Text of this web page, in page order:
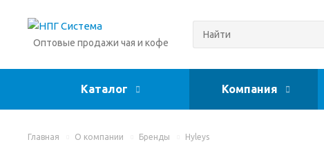
Оптовые продажи чая и кофе
Каталог Компания
Главная О компании Бренды Hyleys